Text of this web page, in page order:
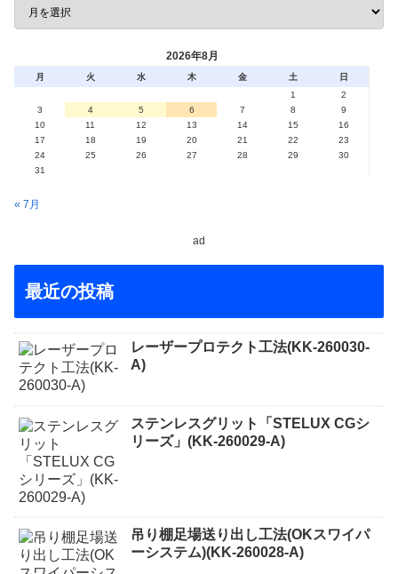
2026年8月
月 火 水 木 金 土
日
1
2
3
4 5 6 7 8
9
10
11 12 13 14 15
16
17
18 19 20 21 22
23
24
25 26 27 28 29
30
31
« 7月
ad
最近の投稿
レーザープロテクト⼯法(KK-260030-
A)
ステンレスグリット「STELUX CGシ
リーズ」(KK-260029-A)
吊り棚足場送り出し工法(OKスワイパ
ーシステム)(KK-260028-A)